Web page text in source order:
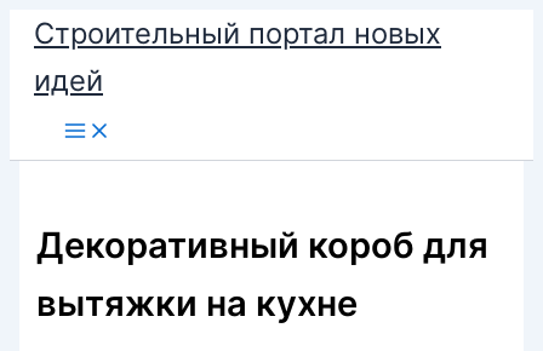
Перейти
содержимому
Строительный портал новых
идей
Декоративный короб для
вытяжки на кухне